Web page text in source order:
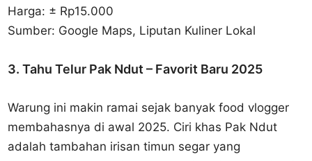
Harga: ± Rp15.000
Sumber: Google Maps, Liputan Kuliner Lokal
3. Tahu Telur Pak Ndut – Favorit Baru 2025
Warung ini makin ramai sejak banyak food vlogger
membahasnya di awal 2025. Ciri khas Pak Ndut
adalah tambahan irisan timun segar yang